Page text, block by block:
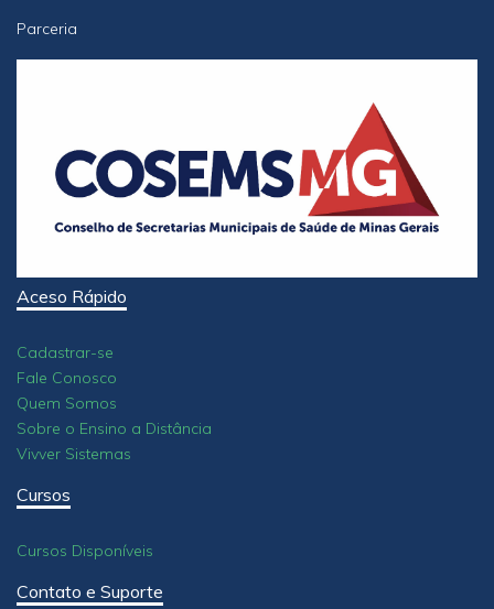
Parceria
Aceso Rápido
Cadastrar-se
Fale Conosco
Quem Somos
Sobre o Ensino a Distância
Vivver Sistemas
Cursos
Cursos Disponíveis
Contato e Suporte